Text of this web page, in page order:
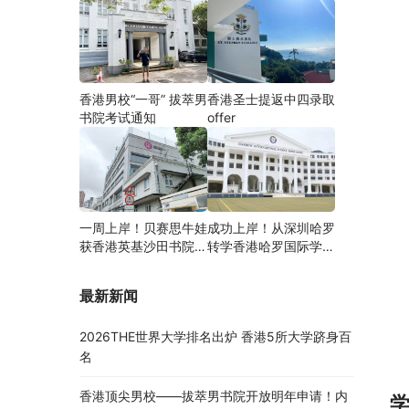
香港男校“一哥” 拔萃男
书院考试通知
香港圣士提返中四录取
offer
一周上岸！贝赛思牛娃
获香港英基沙田书院录
成功上岸！从深圳哈罗
转学香港哈罗国际学
最新新闻
2026THE世界大学排名出炉 香港5所大学跻身百
名
香港顶尖男校——拔萃男书院开放明年申请！内